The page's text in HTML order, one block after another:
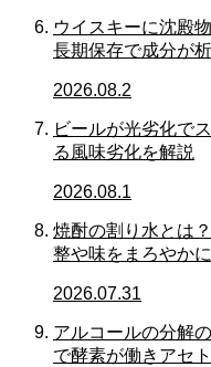
ウイスキーに沈殿
長期保存で成分が
2026.08.2
ビールが光劣化で
る風味劣化を解説
2026.08.1
焼酎の割り水とは
整や味をまろやか
2026.07.31
アルコールの分解
で酵素が働きアセ